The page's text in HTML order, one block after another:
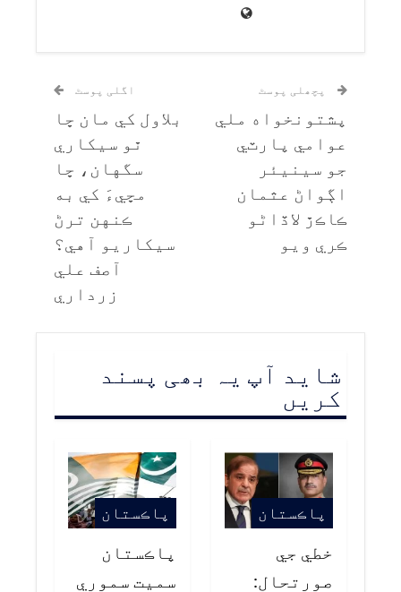
پچھلی پوسٹ
پشتونخواه ملي
عوامي پارٽي
جو سينيئر
اڳواڻ عثمان
ڪاڪڙ لاڏاڻو
ڪري ويو
اگلی پوسٹ
بلاول کي مان ڇا
ٿو سيکاري
سگهان، ڇا
مڇيءَ کي به
ڪنهن ترڻ
سيکاريو آهي؟
آصف علي
زرداري
شاید آپ یہ بھی پسند
کریں
پاڪستان
خطي جي
صورتحال:
پاڪستان
پاڪستان
سميت سموري